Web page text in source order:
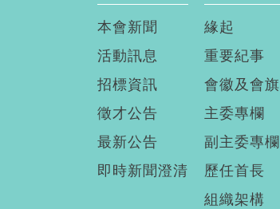
本會新聞
活動訊息
招標資訊
徵才公告
最新公告
即時新聞澄清
緣起
重要紀事
會徽及會旗
主委專欄
副主委專欄
歷任首長
組織架構